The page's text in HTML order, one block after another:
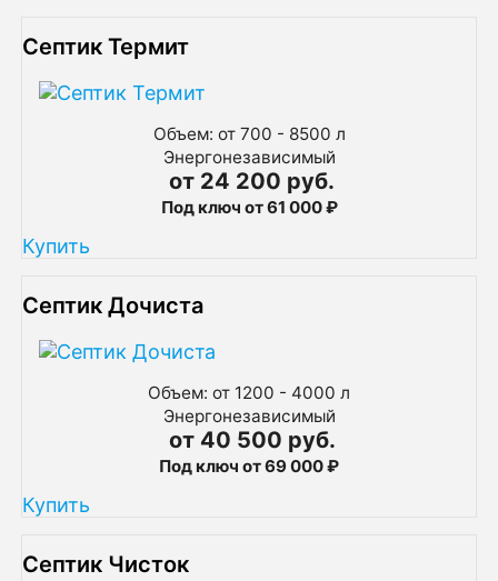
Септик Термит
Объем: от 700 - 8500 л
Энергонезависимый
от 24 200 руб.
Под ключ от 61 000 ₽
Купить
Септик Дочиста
Объем: от 1200 - 4000 л
Энергонезависимый
от 40 500 руб.
Под ключ от 69 000 ₽
Купить
Септик Чисток